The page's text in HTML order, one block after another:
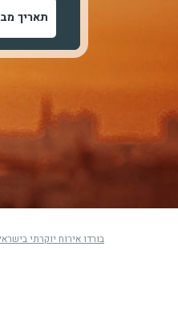
תאריך
בורדו אירוח יוקרתי